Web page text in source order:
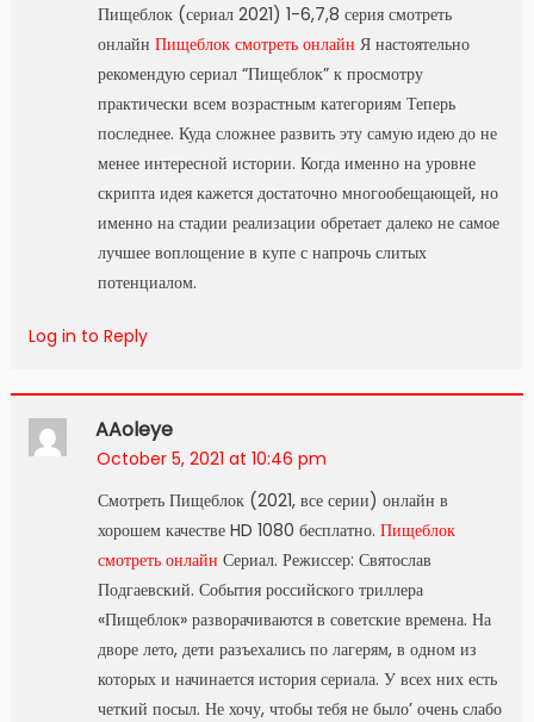
Пищеблок (сериал 2021) 1-6,7,8 серия смотреть
онлайн Пищеблок смотреть онлайн Я настоятельно
рекомендую сериал “Пищеблок” к просмотру
практически всем возрастным категориям Теперь
последнее. Куда сложнее развить эту самую идею до не
менее интересной истории. Когда именно на уровне
скрипта идея кажется достаточно многообещающей, но
именно на стадии реализации обретает далеко не самое
лучшее воплощение в купе с напрочь слитых
потенциалом.
Log in to Reply
AAoleye
October 5, 2021 at 10:46 pm
Смотреть Пищеблок (2021, все серии) онлайн в
хорошем качестве HD 1080 бесплатно. Пищеблок
смотреть онлайн Сериал. Режиссер: Святослав
Подгаевский. События российского триллера
«Пищеблок» разворачиваются в советские времена. На
дворе лето, дети разъехались по лагерям, в одном из
которых и начинается история сериала. У всех них есть
четкий посыл. Не хочу, чтобы тебя не было’ очень слабо